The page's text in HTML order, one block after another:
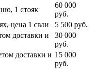
1 стояк
60 000
руб.
цена 1 сваи
5 500 руб.
доставки и
30 000
руб.
доставки и 15 000
руб.